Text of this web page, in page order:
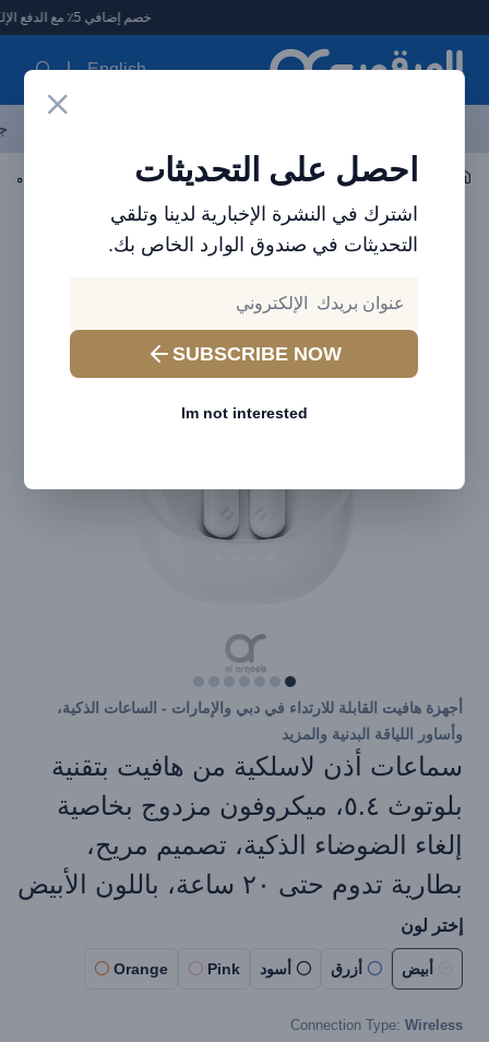
العرقوب - متجر الإلكترونيات في الإمارات
خصم إضافي 5٪ مع الدفع الإلكتروني
English
احصل على التحديثات
اشترك في النشرة الإخبارية لدينا وتلقي
التحديثات في صندوق الوارد الخاص بك.
SUBSCRIBE NOW
Im not interested
صوتي سماعة الأذن / سماعة الرأس
أجهزة هافيت القابلة للارتداء في دبي والإمارات - الساعات الذكية،
وأساور اللياقة البدنية والمزيد
سماعات أذن لاسلكية من هافيت بتقنية
بلوتوث ٥.٤، ميكروفون مزدوج بخاصية
إلغاء الضوضاء الذكية، تصميم مريح،
بطارية تدوم حتى ٢٠ ساعة، باللون الأبيض​
إختر لون
أبيض أزرق أسود Pink
Orange
Connection Type: Wireless